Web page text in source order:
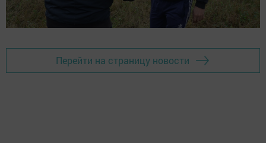
Перейти на страницу новости